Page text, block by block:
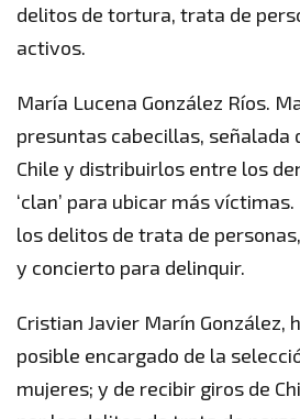
delitos de tortura, trata de
activos.
María Lucena González Ríos.
presuntas cabecillas, señalada
Chile y distribuirlos entre los
‘clan’ para ubicar más
los delitos de trata de
y concierto para delinquir.
Cristian Javier Marín González,
posible encargado de la
mujeres; y de recibir giros de